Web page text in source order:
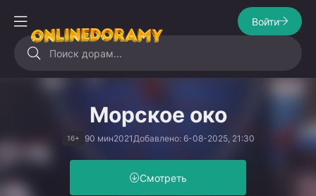
Войти
Морское око
16+ 90 мин2021 Добавлено: 6-08-2025, 21:30
Смотреть